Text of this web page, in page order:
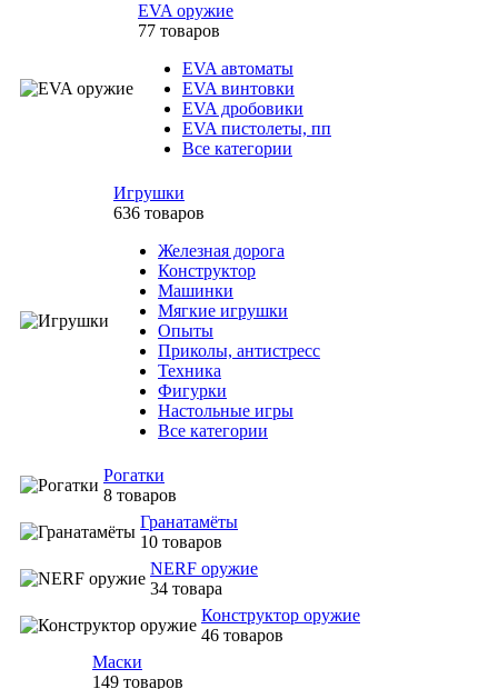
EVA оружие
77 товаров
EVA автоматы
EVA винтовки
EVA дробовики
EVA пистолеты, пп
Все категории
Игрушки
636 товаров
Железная дорога
Конструктор
Машинки
Мягкие игрушки
Опыты
Приколы, антистресс
Техника
Фигурки
Настольные игры
Все категории
Рогатки
8 товаров
Гранатамёты
10 товаров
NERF оружие
34 товара
Конструктор оружие
46 товаров
Маски
149 товаров